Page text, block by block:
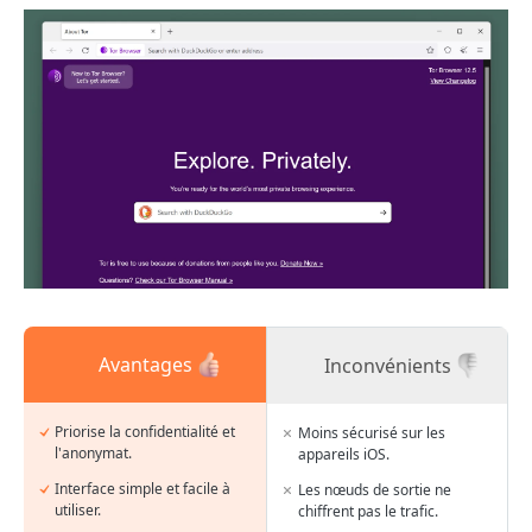
Avantages
Priorise la confidentialité et
l'anonymat.
Interface simple et facile à
utiliser.
Inconvénients
Moins sécurisé sur les
appareils iOS.
Les nœuds de sortie ne
chiffrent pas le trafic.